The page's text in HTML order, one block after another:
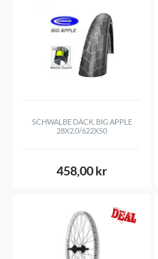
SCHWALBE DÄCK, BIG APPLE
28X2.0/622X50
458,00 kr